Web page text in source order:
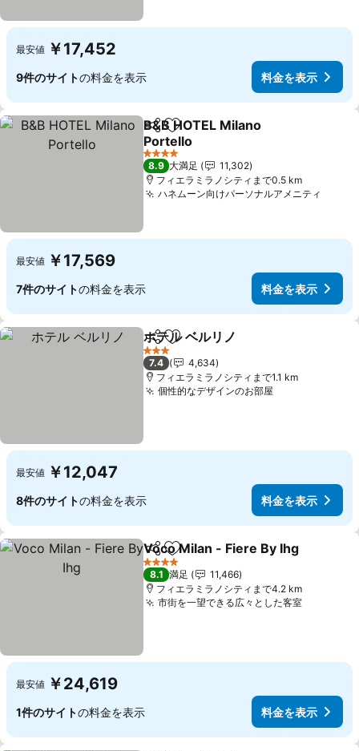
最安値 ￥17,452
9件のサイトの料金を表示 料金を表示
シェアお気に入りに追加
B&B HOTEL Milano
Portello
4 ホテルのランク
8.9 大満足
11,302
フィエラミラノシティまで0.5 km
ハネムーン向けパーソナルアメニティ
最安値 ￥17,569
7件のサイトの料金を表示 料金を表示
シェアお気に入りに追加
ホテル ベルリノ
3 ホテルのランク
7.4
4,634
フィエラミラノシティまで1.1 km
個性的なデザインのお部屋
最安値 ￥12,047
8件のサイトの料金を表示 料金を表示
シェアお気に入りに追加
Voco Milan - Fiere By Ihg
4 ホテルのランク
8.1 満足
11,466
フィエラミラノシティまで4.2 km
市街を一望できる広々とした客室
最安値 ￥24,619
1件のサイトの料金を表示 料金を表示